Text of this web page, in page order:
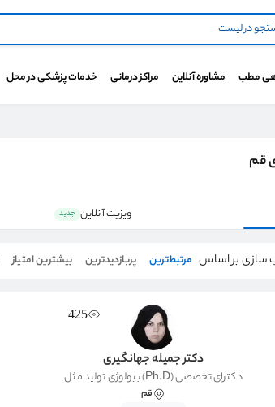
مطب مشاوره آنلاین مراکز درمانی خدمات پزشکی در محل
قم
ویزیت آنلاین جدید
سازی بر اساس مرتبط‌ترین پربازدیدترین بیشترین امتیاز
425
دکتر جمیله جهانگیری
دکترای تخصصی (Ph.D) بیولوژی تولید مثل
قم